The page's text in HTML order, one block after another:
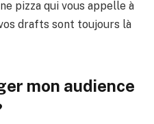
pizza qui vous appelle à
drafts sont toujours là
mon audience